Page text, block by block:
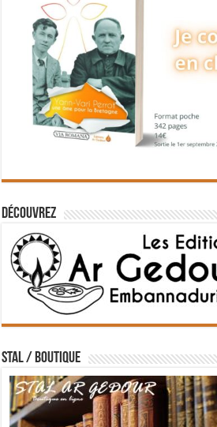
Découvrez
STAL / BOUTIQUE